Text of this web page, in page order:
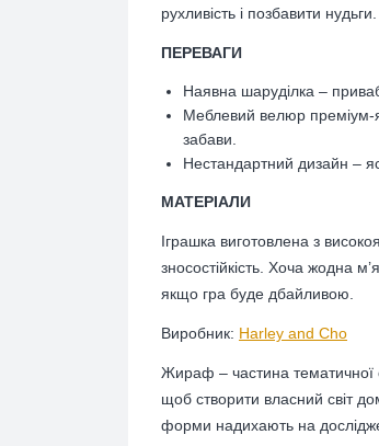
рухливість і позбавити нудьги.
ПЕРЕВАГИ
Наявна шаруділка –
Меблевий велюр преміум-
забави.
Нестандартний дизайн –
МАТЕРІАЛИ
Іграшка виготовлена з
зносостійкість. Хоча жодна
якщо гра буде дбайливою.
Виробник: Harley and Cho
Жираф – частина тематичної
щоб створити власний світ
форми надихають на